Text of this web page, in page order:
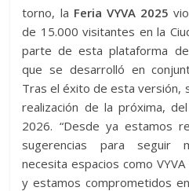
torno, la Feria VYVA 2025
de 15.000 visitantes en la
parte de esta plataforma
que se desarrolló en
Tras el éxito de esta versión,
realización de la próxima,
2026. “Desde ya estamos
sugerencias para seguir
necesita espacios como
y estamos comprometidos